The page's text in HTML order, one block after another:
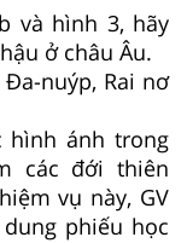
và hình 3, hãy
ở châu Âu.
nuýp, Rai nơ
hình ánh trong
các đới thiên
vụ này, GV
phiếu học